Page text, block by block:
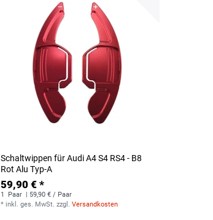
Schaltwippen für Audi A4 S4 RS4 - B8
Rot Alu Typ-A
59,90 € *
1 Paar
| 59,90 € / Paar
* inkl. ges. MwSt. zzgl.Versandkosten